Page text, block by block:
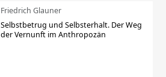
Friedrich Glauner
Selbstbetrug und Selbsterhalt. Der Weg
der Vernunft im Anthropozän